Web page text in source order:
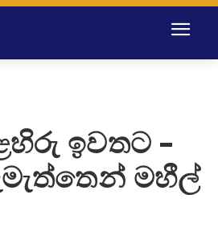
ඉවතට –
මහීල්